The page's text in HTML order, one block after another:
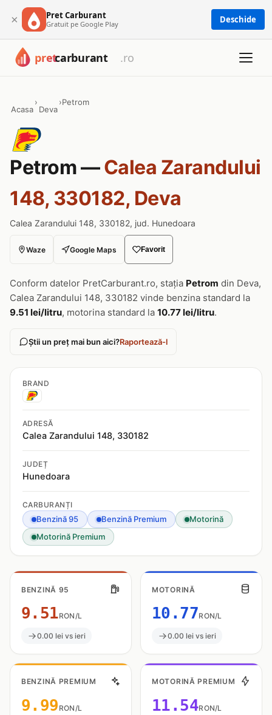
× Pret Carburant
Gratuit pe Google Play Deschide
Acasa
›
Deva
›Petrom
Petrom —Calea Zarandului
148, 330182, Deva
Calea Zarandului 148, 330182, jud. Hunedoara
Waze Google Maps Favorit
Conform datelor PretCarburant.ro, stația Petrom din Deva,
Calea Zarandului 148, 330182 vinde benzina standard la
9.51 lei/litru, motorina standard la 10.77 lei/litru.
Știi un preț mai bun aici?Raportează-l
BRAND
ADRESĂ
Calea Zarandului 148, 330182
JUDEȚ
Hunedoara
CARBURANȚI
Benzină 95 Benzină Premium
Motorină
Motorină Premium
BENZINĂ 95
9.51RON/L
0.00 lei vs ieri
MOTORINĂ
10.77RON/L
0.00 lei vs ieri
BENZINĂ PREMIUM
9.99 RON/L
MOTORINĂ PREMIUM
11.54RON/L